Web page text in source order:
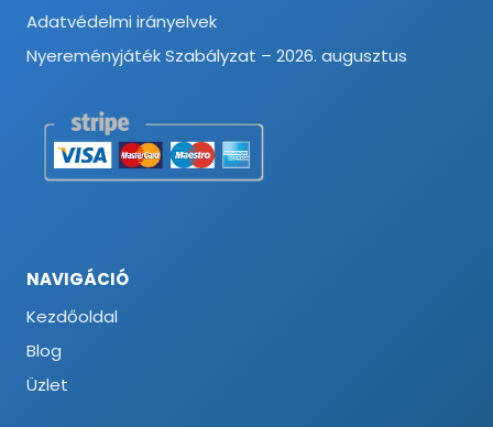
Adatvédelmi irányelvek
Nyereményjáték Szabályzat – 2026. augusztus
NAVIGÁCIÓ
Kezdőoldal
Blog
Üzlet